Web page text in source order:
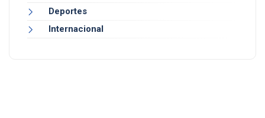
Deportes
Internacional